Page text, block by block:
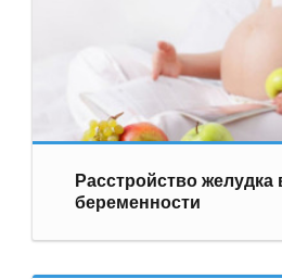
Расстройство желудка
беременности